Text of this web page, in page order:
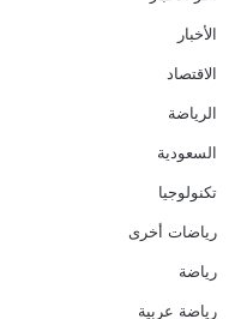
الأخبار
الاقتصاد
الرياضة
السعودية
تكنولوجيا
رياضات أخرى
رياضة
رياضة عربية